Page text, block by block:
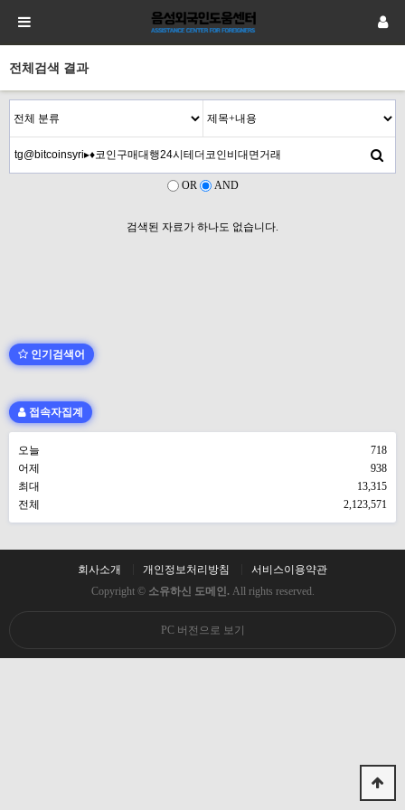
전체검색 결과
OR AND
검색된 자료가 하나도 없습니다.
인기검색어
접속자집계
오늘
718
어제
938
최대
13,315
전체
2,123,571
회사소개 개인정보처리방침
서비스이용약관
Copyright © 소유하신 도메인. All rights reserved.
PC 버전으로 보기